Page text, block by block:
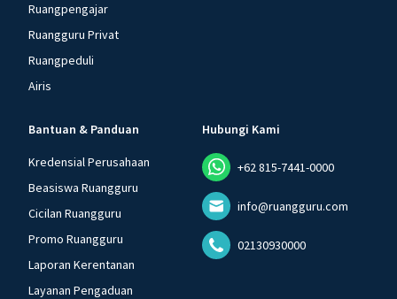
Ruangpengajar
Ruangguru Privat
Ruangpeduli
Airis
Bantuan & Panduan
Kredensial Perusahaan
Beasiswa Ruangguru
Cicilan Ruangguru
Promo Ruangguru
Laporan Kerentanan
Layanan Pengaduan
Hubungi Kami
+62 815-7441-0000
info@ruangguru.com
02130930000